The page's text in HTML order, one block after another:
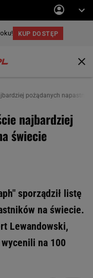
pożądanych
najbardziej
świecie
sporządził listę
na świecie.
Lewandowski,
na 100